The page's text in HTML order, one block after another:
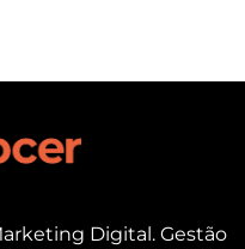
Digital. Gestão